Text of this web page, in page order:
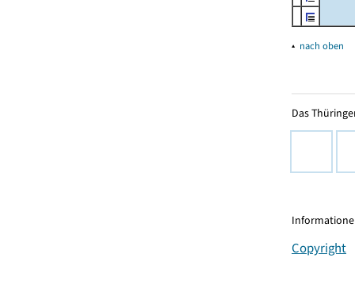
▴ nach oben
Das
Copyright